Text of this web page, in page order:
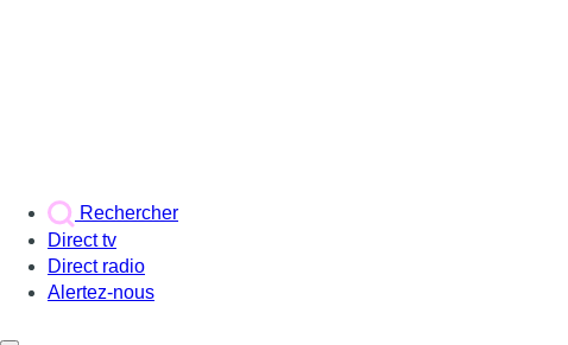
Rechercher
Direct tv
Direct radio
Alertez-nous